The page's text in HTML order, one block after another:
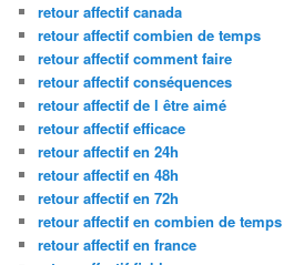
retour affectif canada
retour affectif combien de temps
retour affectif comment faire
retour affectif conséquences
retour affectif de l être aimé
retour affectif efficace
retour affectif en 24h
retour affectif en 48h
retour affectif en 72h
retour affectif en combien de temps
retour affectif en france